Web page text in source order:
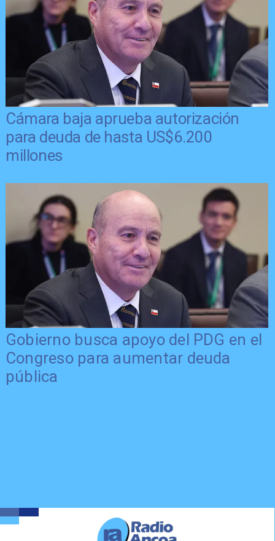
Cámara baja aprueba autorización
para deuda de hasta US$6.200
millones
Gobierno busca apoyo del PDG en el
Congreso para aumentar deuda
pública